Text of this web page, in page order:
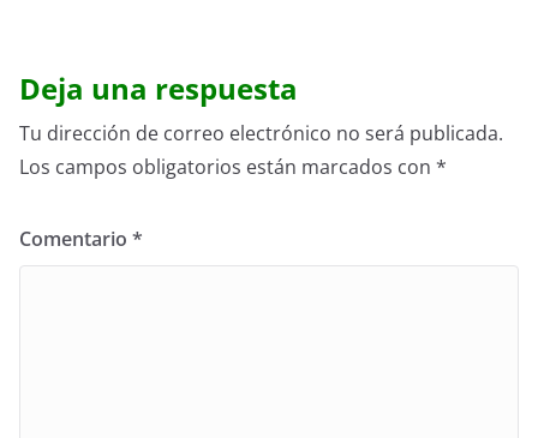
Deja una respuesta
Tu dirección de correo electrónico no será publicada.
Los campos obligatorios están marcados con *
Comentario *